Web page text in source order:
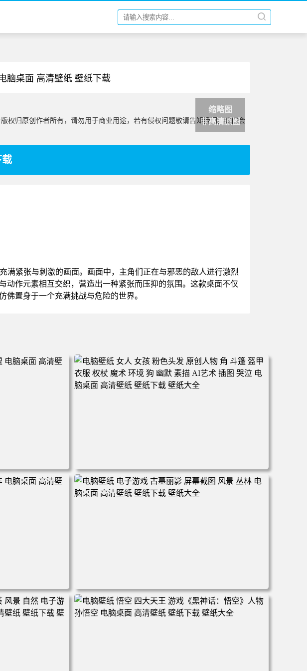
脑桌面 高清壁纸 壁纸下载
缩略图
非高清原图
权归原创作者所有，请勿用于商业用途，若有侵权问题敬请告知我们，我们会
载
满紧张与刺激的画面。画面中，主角们正在与邪恶的敌人进行激烈
作元素相互交织，营造出一种紧张而压抑的氛围。这款桌面不仅
置身于一个充满挑战与危险的世界。
面 高清壁纸 壁纸
电脑壁纸 女人 女孩 粉色头发 原创人物 角 斗篷 盔甲 衣服
权杖 魔术 环境 狗 幽默 素描 AI艺术 插图 哭泣 电脑桌面 高
面 高清壁纸 壁纸
电脑壁纸 电子游戏 古墓丽影 屏幕截图 风景 丛林 电脑桌面
高清壁纸 壁纸下载 壁纸大全